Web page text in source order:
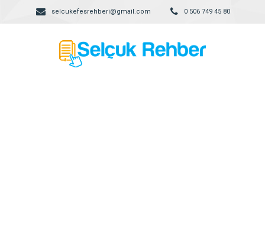
selcukefesrehberi@gmail.com 0 506 749 45 80